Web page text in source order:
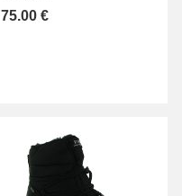
75.00 €